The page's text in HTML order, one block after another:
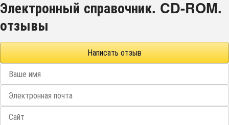
Электронный справочник. CD-ROM.
отзывы
Написать отзыв